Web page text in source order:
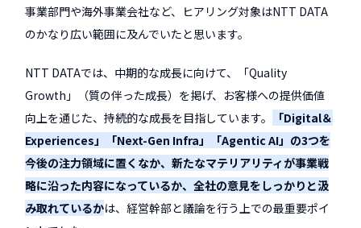
事業部門や海外事業会社など、ヒアリング対象はNTT DATA
のかなり広い範囲に及んでいたと思います。
NTT DATAでは、中期的な成長に向けて、「Quality
Growth」（質の伴った成長）を掲げ、お客様への提供価値
向上を通じた、持続的な成長を目指しています。
「Digital＆
Experiences」「Next-Gen Infra」「Agentic AI」の3つを
今後の注力領域に置くなか、新たなマテリアリティが事業戦
略に沿った内容になっているか、全社の意見をしっかりと汲
み取れているかは、経営幹部と議論を行う上での最重要ポイ